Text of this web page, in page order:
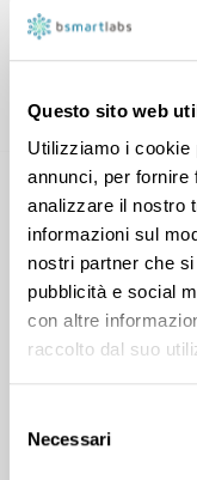
Questo sito web
Utilizziamo i cookie
annunci, per fornire
analizzare il nostro
informazioni sul
nostri partner che
pubblicità e social
con altre
raccolto dal suo
delNecessari
Materie